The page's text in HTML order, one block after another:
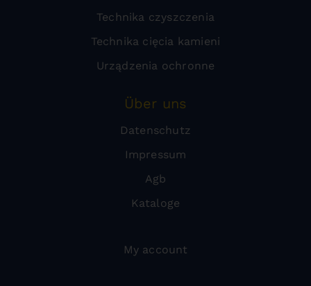
Technika czyszczenia
Technika cięcia kamieni
Urządzenia ochronne
Über uns
Datenschutz
Impressum
Agb
Kataloge
My account